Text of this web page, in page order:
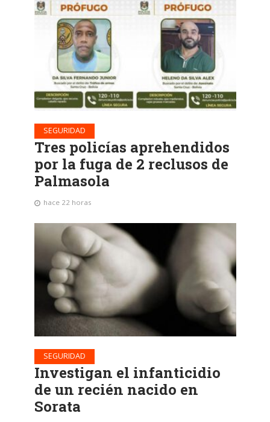
SEGURIDAD
Tres policías aprehendidos
por la fuga de 2 reclusos de
Palmasola
hace 22 horas
SEGURIDAD
Investigan el infanticidio
de un recién nacido en
Sorata